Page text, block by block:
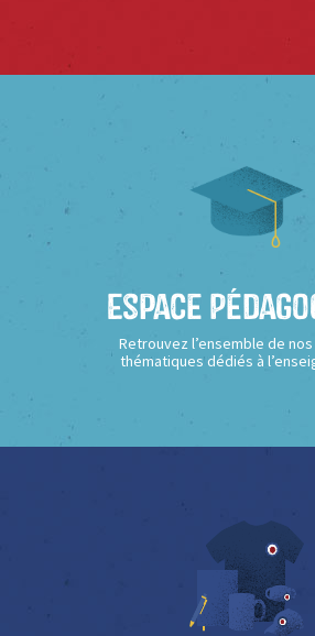
Espace
Retrouvez l’ensemble de
thématiques dédiés à